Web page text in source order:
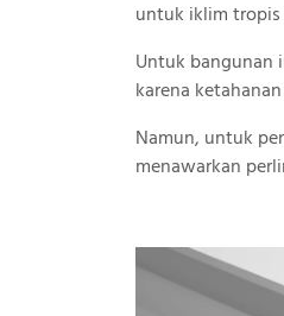
untuk iklim
Untuk bangunan
karena
Namun, untuk
menawarkan